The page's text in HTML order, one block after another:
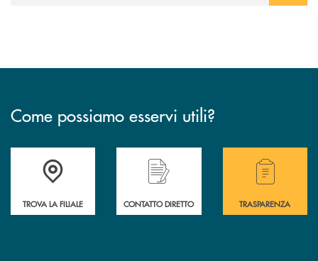
Come possiamo esservi utili?
Accedi all' elenco completo delle filiali .
TROVA LA FILIALE CONTATTO DIRETTO
Hai bisogno di
TRASPARENZA